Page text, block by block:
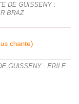
DE GUISSENY :
BRAZ
chante)
GUISSENY : ERILE